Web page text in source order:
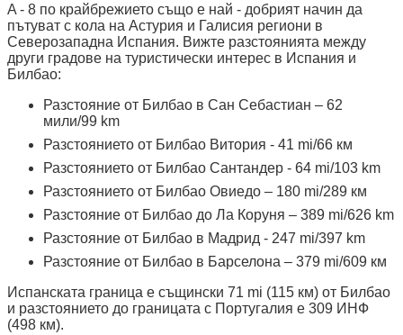
A - 8 по крайбрежието също е най - добрият начин да
пътуват с кола на Астурия и Галисия региони в
Северозападна Испания. Вижте разстоянията между
други градове на туристически интерес в Испания и
Билбао:
Разстояние от Билбао в Сан Себастиан – 62
мили/99 km
Разстоянието от Билбао Витория - 41 mi/66 км
Разстоянието от Билбао Сантандер - 64 mi/103 km
Разстоянието от Билбао Овиедо – 180 mi/289 км
Разстояние от Билбао до Ла Коруня – 389 mi/626 km
Разстояние от Билбао в Мадрид - 247 mi/397 km
Разстояние от Билбао в Барселона – 379 mi/609 км
Испанската граница е същински 71 mi (115 км) от Билбао
и разстоянието до границата с Португалия е 309 ИНФ
(498 км).